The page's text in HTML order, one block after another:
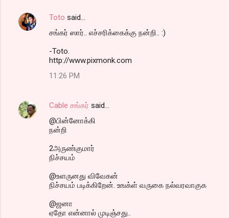
Toto said…
ச‌ங்க‌ர் ஸார்.. எச்ச‌ரிக்கைக்கு ந‌ன்றி.. :)
-Toto.
http://www.pixmonk.com
11:26 PM
Cable சங்கர் said…
@பின்னோக்கி
நன்றி
2அருண்குமார்
நிச்சயம்
@உளருனது விவேகன்
நிச்சயம் படிக்கிறேன். உஙக்ள் வருகை நல்வரவாகுக
@ஜனா
ஏதோ என்னால் முடிஞ்சது..